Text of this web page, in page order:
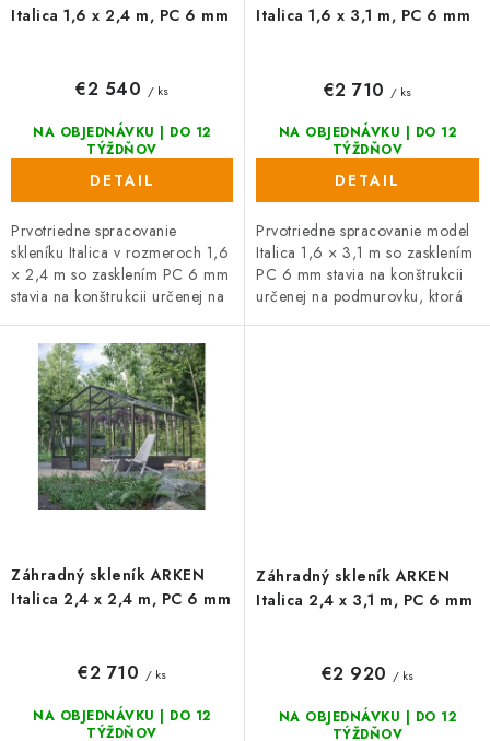
v
t
Italica 1,6 x 2,4 m, PC 6 mm
NA OBJEDNÁVKU | DO 12
TÝŽDŇOV
€2 540 / ks
DETAIL
Prvotriedne spracovanie
skleníku Italica v rozmeroch 1,6
× 2,4 m so zasklením PC 6 mm
stavia na konštrukcii určenej na
pestovanie do...
Italica 1,6 x 3,1 m, PC 6 mm
NA OBJEDNÁVKU | DO 12
TÝŽDŇOV
€2 710 / ks
DETAIL
Prvotriedne spracovanie model
Italica 1,6 × 3,1 m so zasklením
PC 6 mm stavia na konštrukcii
určenej na podmurovku, ktorá
Záhradný skleník ARKEN
Italica 2,4 x 2,4 m, PC 6 mm
NA OBJEDNÁVKU | DO 12
TÝŽDŇOV
€2 710 / ks
Záhradný skleník ARKEN
Italica 2,4 x 3,1 m, PC 6 mm
NA OBJEDNÁVKU | DO 12
TÝŽDŇOV
€2 920 / ks